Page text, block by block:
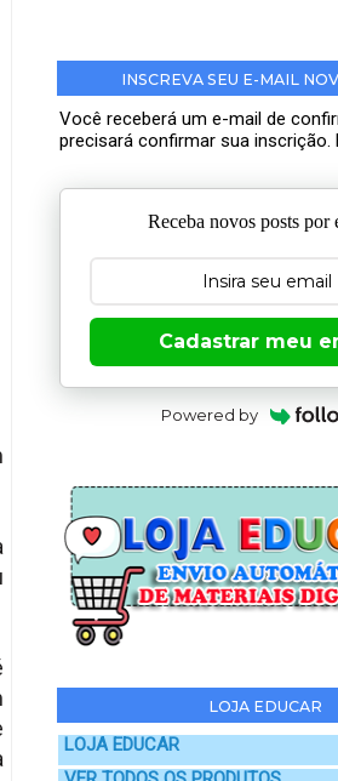
INSCREVA SEU E-MAIL
Você receberá um e-mail de
precisará confirmar sua inscrição.
Receba novos posts por
Cadastrar meu
Powered by
LOJA EDUCAR
LOJA EDUCAR